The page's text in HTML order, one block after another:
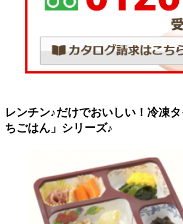
レンチン♪だけでおいしい！冷凍
ちごはん」シリーズ♪